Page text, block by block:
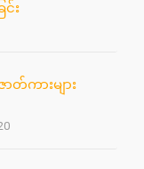
င်း
ာတ်ကားများ